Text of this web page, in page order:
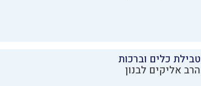
טבילת כלים וברכות
הרב אליקים לבנון